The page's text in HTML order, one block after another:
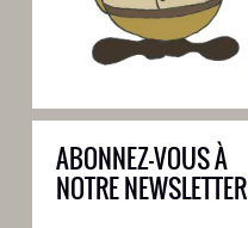
ABONNEZ-VOUS À
NOTRE NEWSLETTER